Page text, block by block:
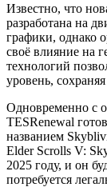
Известно, что
разработана на
графики, однако
своё влияние на
технологий
уровень,
Одновременно с
TESRenewal
названием
Elder Scrolls V:
2025 году, и он
потребуется